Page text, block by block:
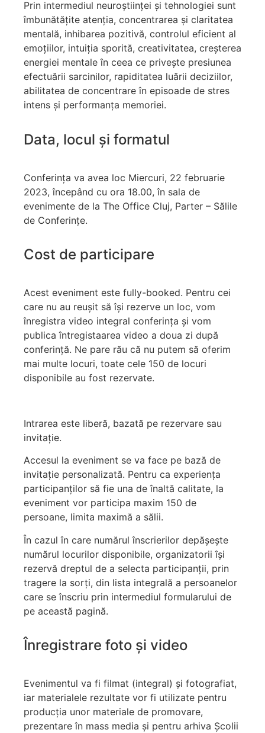
Prin intermediul neuroștiinței și tehnologiei sunt
îmbunătățite atenția, concentrarea și claritatea
mentală, inhibarea pozitivă, controlul eficient al
emoțiilor, intuiția sporită, creativitatea, creșterea
energiei mentale în ceea ce privește presiunea
efectuării sarcinilor, rapiditatea luării deciziilor,
abilitatea de concentrare în episoade de stres
intens și performanța memoriei.
Data, locul și formatul
Conferința va avea loc Miercuri, 22 februarie
2023, începând cu ora 18.00, în sala de
evenimente de la The Office Cluj, Parter – Sălile
de Conferințe.
Cost de participare
Acest eveniment este fully-booked. Pentru cei
care nu au reușit să își rezerve un loc, vom
înregistra video integral conferința și vom
publica întregistaarea video a doua zi după
conferință. Ne pare rău că nu putem să oferim
mai multe locuri, toate cele 150 de locuri
disponibile au fost rezervate.
Intrarea este liberă, bazată pe rezervare sau
invitație.
Accesul la eveniment se va face pe bază de
invitație personalizată. Pentru ca experiența
participanților să fie una de înaltă calitate, la
eveniment vor participa maxim 150 de
persoane, limita maximă a sălii.
În cazul în care numărul înscrierilor depășește
numărul locurilor disponibile, organizatorii își
rezervă dreptul de a selecta participanții, prin
tragere la sorți, din lista integrală a persoanelor
care se înscriu prin intermediul formularului de
pe această pagină.
Înregistrare foto și video
Evenimentul va fi filmat (integral) și fotografiat,
iar materialele rezultate vor fi utilizate pentru
producția unor materiale de promovare,
prezentare în mass media și pentru arhiva Școlii